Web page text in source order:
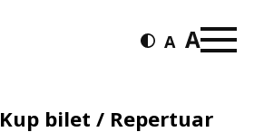
Kup bilet / Repertuar